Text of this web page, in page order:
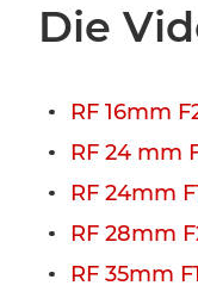
Die
RF 16mm
RF 24 mm
RF 24mm
RF 28mm
RF 35mm